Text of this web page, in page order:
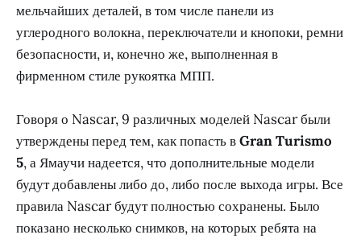
мельчайших деталей, в том числе панели из
углеродного волокна, переключатели и кнопоки, ремни
безопасности, и, конечно же, выполненная в
фирменном стиле рукоятка МПП.
Говоря о Nascar, 9 различных моделей Nascar были
утверждены перед тем, как попасть вGran Turismo
5, а Ямаучи надеется, что дополнительные модели
будут добавлены либо до, либо после выхода игры. Все
правила Nascar будут полностью сохранены. Было
показано несколько снимков, на которых ребята на